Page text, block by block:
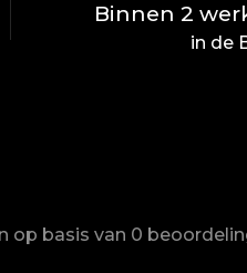
Binnen 2
in de
op basis van 0